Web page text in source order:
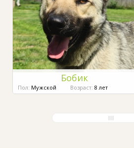
Бобик
Пол: Мужской Возраст: 8 лет